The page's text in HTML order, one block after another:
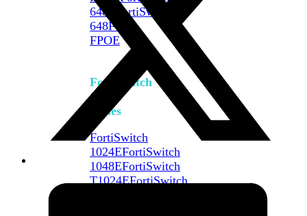
648F
FortiSwitch
648F-
FPOE
FortiSwitch
1000
Series
FortiSwitch
1024EFortiSwitch
1048EFortiSwitch
T1024EFortiSwitch